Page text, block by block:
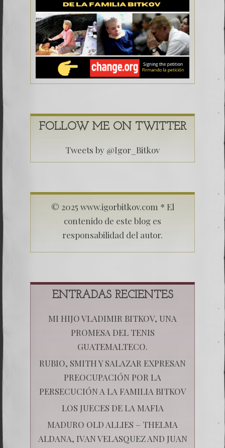
FOLLOW ME ON TWITTER
Tweets by @Igor_Bitkov
© 2025 www.igorbitkov.com * El
contenido de este blog es
responsabilidad del autor.
ENTRADAS RECIENTES
MI HIJO VLADIMIR BITKOV, UNA
PROMESA DEL TENIS
GUATEMALTECO.
RUBIO, SMITH Y SALAZAR EXPRESAN
PREOCUPACIÓN POR LA
PERSECUCIÓN A LA FAMILIA BITKOV
LOS JUECES DE LA MAFIA
MADURO OLD ALLIES – THELMA
ALDANA, IVAN VELASQUEZ AND JUAN